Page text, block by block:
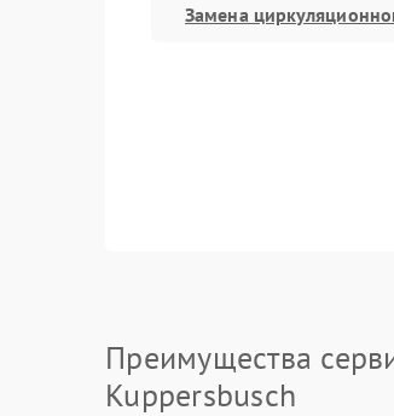
Замена
Преимущества
Kuppersbusch